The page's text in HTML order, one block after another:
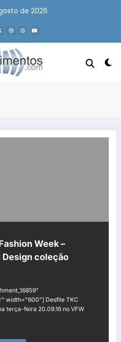
de 2026
Week –
Design coleção
width="600"] Desfile TKC
terça-feira 20.09.16 no VFW